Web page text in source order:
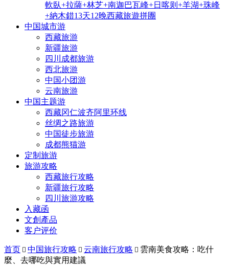
軟臥+拉薩+林芝+南迦巴瓦峰+日喀则+羊湖+珠峰
+納木錯13天12晚西藏旅遊拼團
中国城市游
西藏旅游
新疆旅游
四川成都旅游
西北旅游
中国小团游
云南旅游
中国主题游
西藏冈仁波齐阿里环线
丝绸之路旅游
中国徒步旅游
成都熊猫游
定制旅游
旅游攻略
西藏旅行攻略
新疆旅行攻略
四川旅游攻略
入藏函
文創產品
客户评价
首页  中国旅行攻略  云南旅行攻略  雲南美食攻略：吃什
麼、去哪吃與實用建議